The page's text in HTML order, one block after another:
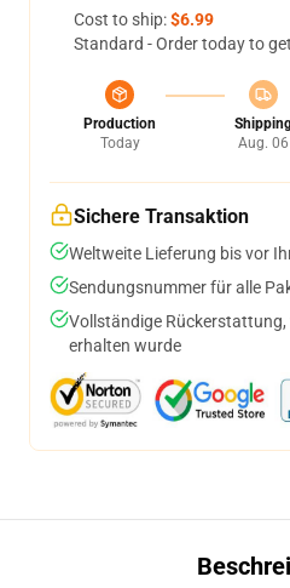
Cost to ship:$6.99
Standard - Order today to
Production
Today
Aug. 06
Sichere Transaktion
Weltweite Lieferung bis vor
Sendungsnummer für alle
Vollständige
erhalten wurde